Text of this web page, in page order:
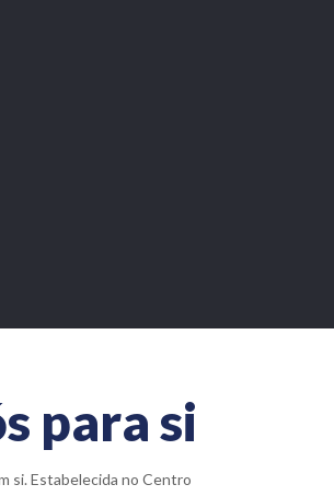
para si
si. Estabelecida no Centro